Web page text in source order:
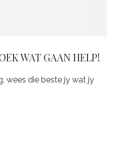
WAT GAAN HELP!
wees die beste jy wat jy